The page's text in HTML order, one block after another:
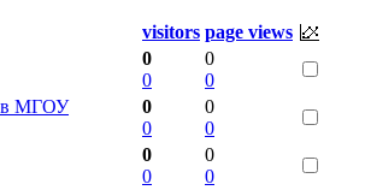
visitors page views
0
0
0
0
МГОУ
0
0
0
0
0
0
0
0